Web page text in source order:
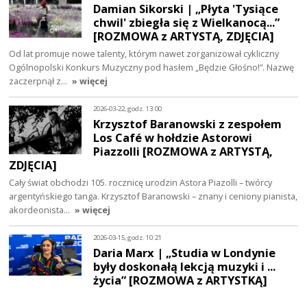
Damian Sikorski | „Płyta 'Tysiące
chwil' zbiegła się z Wielkanocą...”
[ROZMOWA z ARTYSTĄ, ZDJĘCIA]
Od lat promuje nowe talenty, którym nawet zorganizował cykliczny
Ogólnopolski Konkurs Muzyczny pod hasłem „Będzie Głośno!”. Nazwę
zaczerpnął z… » więcej
2026-03-22, godz. 13:00
Krzysztof Baranowski z zespołem
Los Café w hołdzie Astorowi
Piazzolli [ROZMOWA z ARTYSTĄ,
ZDJĘCIA]
Cały świat obchodzi 105. rocznicę urodzin Astora Piazolli – twórcy
argentyńskiego tanga. Krzysztof Baranowski – znany i ceniony pianista,
akordeonista… » więcej
2026-03-15, godz. 10:21
Daria Marx | „Studia w Londynie
były doskonałą lekcją muzyki i ...
życia” [ROZMOWA z ARTYSTKĄ]